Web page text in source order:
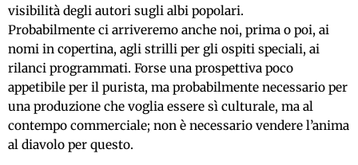
visibilità degli autori sugli albi popolari.
Probabilmente ci arriveremo anche noi, prima o poi, ai
nomi in copertina, agli strilli per gli ospiti speciali, ai
rilanci programmati. Forse una prospettiva poco
appetibile per il purista, ma probabilmente necessario per
una produzione che voglia essere sì culturale, ma al
contempo commerciale; non è necessario vendere l’anima
al diavolo per questo.